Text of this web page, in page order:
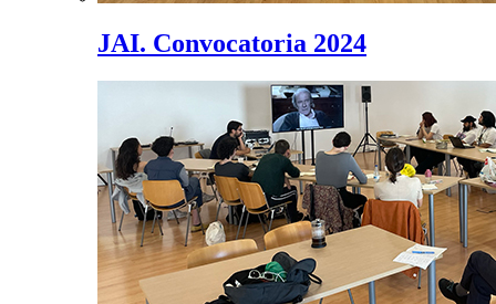
JAI. Convocatoria 2024